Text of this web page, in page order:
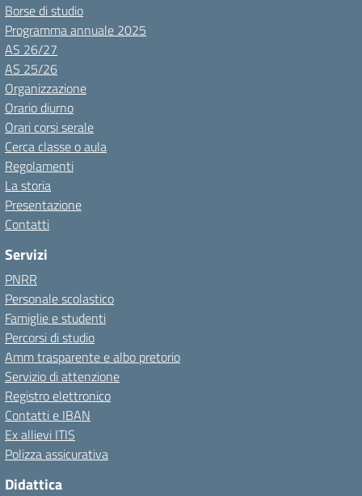
Borse di studio
Programma annuale 2025
AS 26/27
AS 25/26
Organizzazione
Orario diurno
Orari corsi serale
Cerca classe o aula
Regolamenti
La storia
Presentazione
Contatti
Servizi
PNRR
Personale scolastico
Famiglie e studenti
Percorsi di studio
Amm trasparente e albo pretorio
Servizio di attenzione
Registro elettronico
Contatti e IBAN
Ex allievi ITIS
Polizza assicurativa
Didattica